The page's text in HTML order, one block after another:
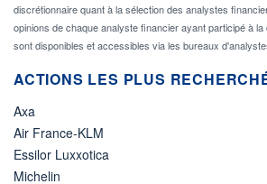
discrétionnaire quant à la sélection des analystes
opinions de chaque analyste financier ayant participé à
sont disponibles et accessibles via les bureaux
ACTIONS LES PLUS
Axa
Air France-KLM
Essilor Luxxotica
Michelin